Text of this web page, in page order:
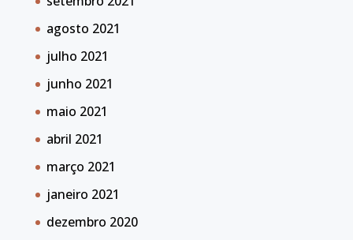
agosto 2021
julho 2021
junho 2021
maio 2021
abril 2021
março 2021
janeiro 2021
dezembro 2020